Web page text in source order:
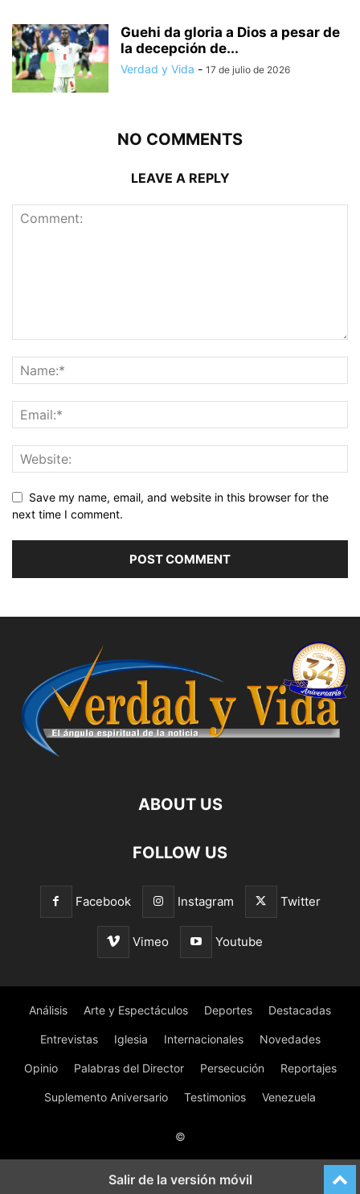
Guehi da gloria a Dios a pesar de
la decepción de...
Verdad y Vida - 17 de julio de 2026
NO COMMENTS
LEAVE A REPLY
Save my name, email, and website in this browser for the
next time I comment.
ABOUT US
FOLLOW US
Facebook Instagram Twitter
Vimeo Youtube
Análisis Arte y Espectáculos Deportes Destacadas
Entrevistas Iglesia Internacionales Novedades
Opinio Palabras del Director Persecución Reportajes
Suplemento Aniversario Testimonios Venezuela
©
Salir de la versión móvil